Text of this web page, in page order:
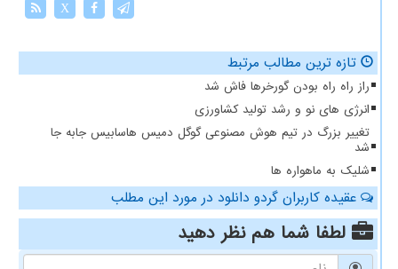
X
تازه ترین مطالب مرتبط
راز راه راه بودن گورخرها فاش شد
انرژی های نو و رشد تولید کشاورزی
تغییر بزرگ در تیم هوش مصنوعی گوگل دمیس هاسابیس جابه جا
شد
شلیک به ماهواره ها
عقیده کاربران گردو دانلود در مورد این مطلب
لطفا شما همنظر دهید